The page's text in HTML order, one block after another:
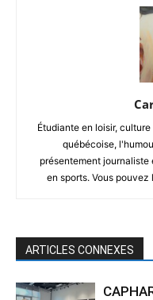
Étudiante en loisir,
québécoise,
présentement
en sports. Vous
ARTICLES CONNEXES